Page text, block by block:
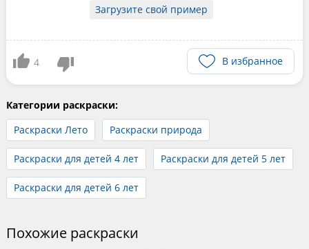
Загрузите свой пример
4 В избранное
Категории раскраски:
Раскраски Лето
Раскраски природа
Раскраски для детей 4 лет Раскраски для детей 5 лет
Раскраски для детей 6 лет
Похожие раскраски